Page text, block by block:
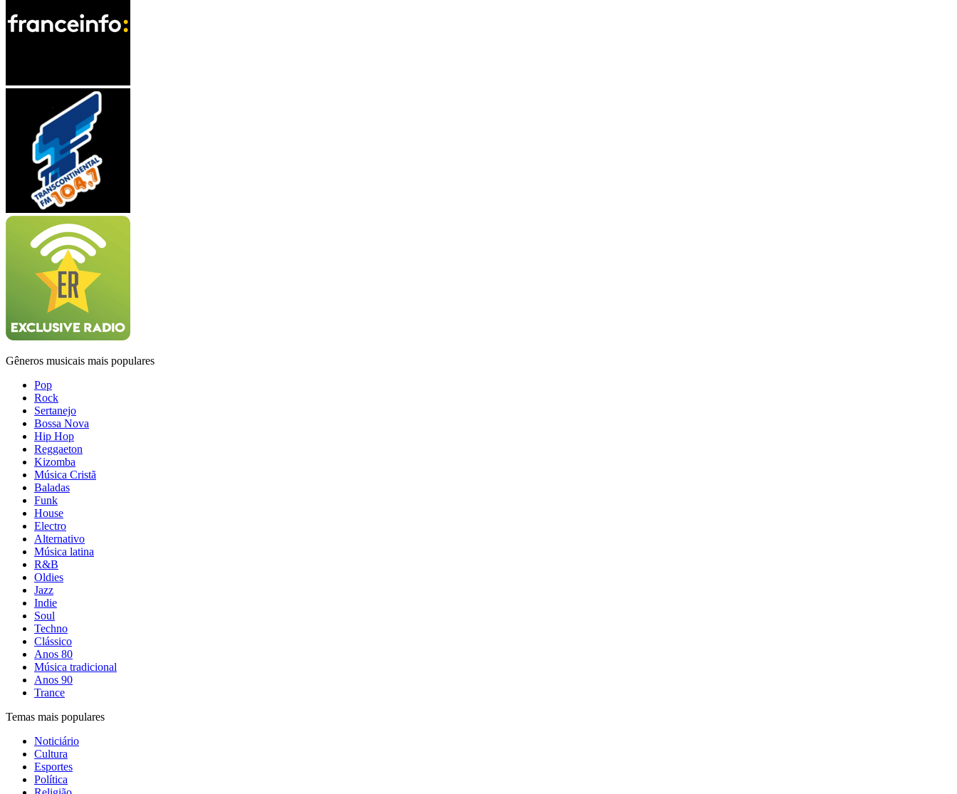
Gêneros musicais mais populares
Pop
Rock
Sertanejo
Bossa Nova
Hip Hop
Reggaeton
Kizomba
Música Cristã
Baladas
Funk
House
Electro
Alternativo
Música latina
R&B
Oldies
Jazz
Indie
Soul
Techno
Clássico
Anos 80
Música tradicional
Anos 90
Trance
Temas mais populares
Noticiário
Cultura
Esportes
Política